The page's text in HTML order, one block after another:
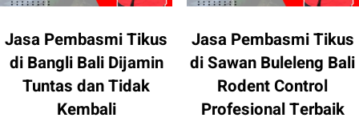
Jasa Pembasmi Tikus
di Bangli Bali Dijamin
Tuntas dan Tidak
Kembali
Jasa Pembasmi Tikus
di Sawan Buleleng Bali
Rodent Control
Profesional Terbaik